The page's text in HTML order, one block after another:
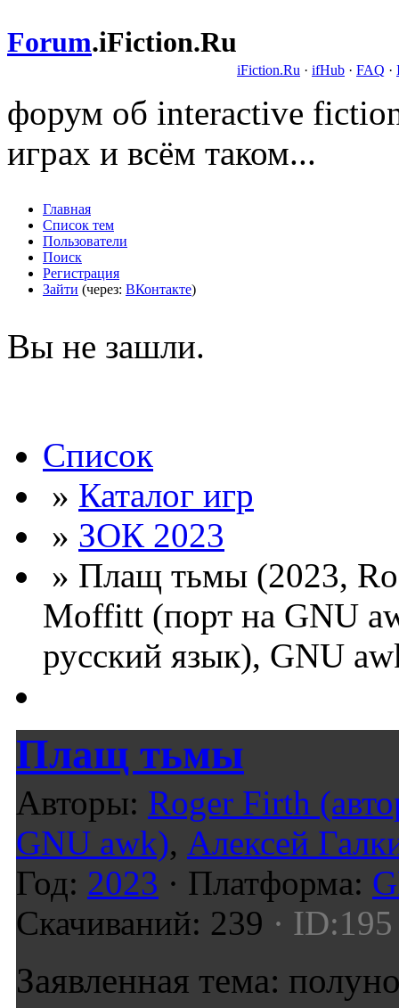
Forum.iFiction.Ru
iFiction.Ru · ifHub · FAQ ·
форум об interactive
играх и всём таком...
Главная
Список тем
Пользователи
Поиск
Регистрация
Зайти (через: ВКонтакте)
Вы не зашли.
Список
» Каталог игр
» ЗОК 2023
» Плащ тьмы (2023,
Moffitt (порт на GNU
русский язык), GNU
Плащ тьмы
Авторы: Roger Firth
GNU awk), Алексей
Год: 2023 · Платформа:
Скачиваний: 239 · ID:195
Заявленная тема: